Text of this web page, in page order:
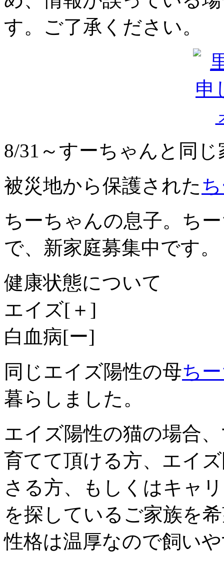
8/31～すーちゃんと同
被災地から保護された
ちーちゃんの息子。ち
で、新家庭募集中です。
健康状態について
エイズ[＋]
白血病[ー]
同じエイズ陽性の母ち
暮らしました。
エイズ陽性の猫の場合
育てて頂ける方、エイ
さる方、もしくはキャ
を探しているご家族を
性格は温厚なので飼い